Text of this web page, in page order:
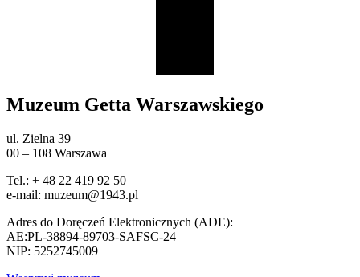
Muzeum Getta Warszawskiego
ul. Zielna 39
00 – 108 Warszawa
Tel.: + 48 22 419 92 50
e-mail: muzeum@1943.pl
Adres do Doręczeń Elektronicznych (ADE):
AE:PL-38894-89703-SAFSC-24
NIP: 5252745009